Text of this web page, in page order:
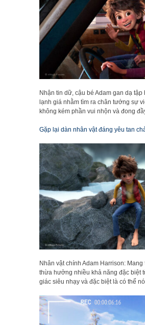
Nhận tin dữ, cậu bé Adam gan dạ
lạnh giá nhằm tìm ra chân tướng sự
không kém phần vui nhộn và đong
Gặp lại dàn nhân vật đáng yêu tan
Nhân vật chính Adam Harrison:
thừa hưởng nhiều khả năng đặc biệt
giác siêu nhạy và đặc biệt là có thể